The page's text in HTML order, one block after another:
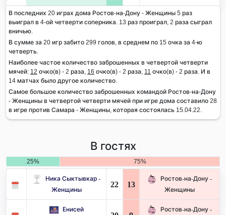
В последних 20 играх дома Ростов-на-Дону - Женщины 5 раз
выиграл в 4-ой четверти соперника. 13 раз проиграл, 2 раза сыграл
вничью.
В сумме за 20 игр забито 299 голов, в среднем по 15 очка за 4-ю
четверть.
Наиболее частое количество заброшенных в четвертой четверти
мячей: 12 очко(в) - 2 раза, 16 очко(в) - 2 раза, 11 очко(в) - 2 раза. И в
14 матчах было другое количество.
Самое большое количество заброшенных командой Ростов-на-Дону
- Женщины в четвертой четверти мячей при игре дома составило 28
в игре против Самара - Женщины, которая состоялась 15.04.22.
В гостях
25% 75%
Ника Сыктывкар -
Женщины
22 13
Ростов-на-Дону -
Женщины
Енисей Ростов-на-Дону -